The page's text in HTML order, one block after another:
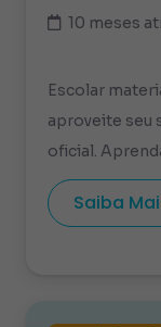
10 meses
Escolar
aproveite seu
oficial.
Saiba